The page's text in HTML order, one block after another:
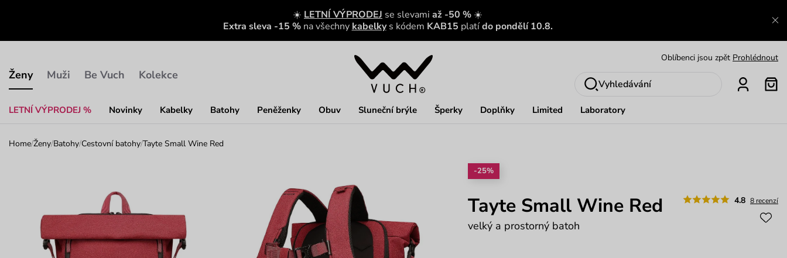
☀️ LETNÍ VÝPRODEJ se slevami až -50 % ☀️
Extra sleva -15 % na všechny kabelky s kódem KAB15 platído pondělí 10.8.
Ženy
LETNÍ VÝPRODEJ % Novinky Kabelky Batohy Peněženky Obuv Sluneční brýle Šperky Doplňky Limited Laboratory
Muži Be Vuch Kolekce
Oblíbenci jsou zpět Prohlédnout
Nech se inspirovat Ukázat
Vyhledávání
Home/Ženy/Batohy/Cestovní batohy/Tayte Small Wine Red
-25%
4.8 8 recenzí
Tayte Small Wine Red
velký a prostorný batoh